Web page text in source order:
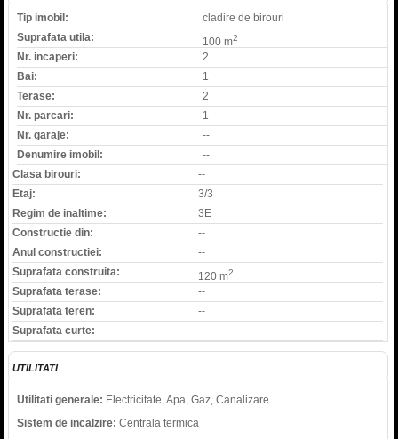
Tip imobil:
cladire de birouri
Suprafata utila:
100 m2
Nr. incaperi:
2
Bai:
1
Terase:
2
Nr. parcari:
1
Nr. garaje:
--
Denumire imobil:
--
Clasa birouri:
--
Etaj:
3/3
Regim de inaltime:
3E
Constructie din:
--
Anul constructiei:
--
Suprafata construita:
120 m2
Suprafata terase:
--
Suprafata teren:
--
Suprafata curte:
--
UTILITATI
Utilitati generale: Electricitate, Apa, Gaz, Canalizare
Sistem de incalzire: Centrala termica